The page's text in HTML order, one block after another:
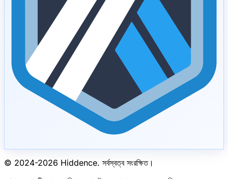
© 2024-2026 Hiddence. সর্বস্বত্ব সংরক্ষিত।